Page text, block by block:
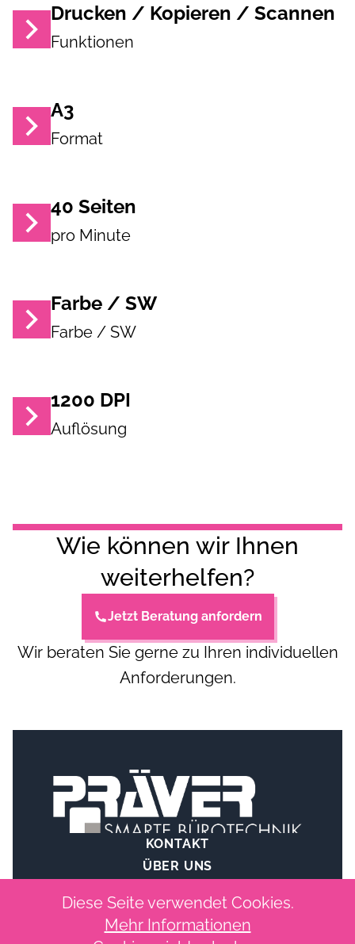
Drucken / Kopieren / Scannen
Funktionen
A3
Format
40 Seiten
pro Minute
Farbe / SW
Farbe / SW
1200 DPI
Auflösung
Wie können wir Ihnen
weiterhelfen?
Jetzt Beratung anfordern
Wir beraten Sie gerne zu Ihren individuellen
Anforderungen.
KONTAKT
ÜBER UNS
Diese Seite verwendet Cookies.
Mehr Informationen